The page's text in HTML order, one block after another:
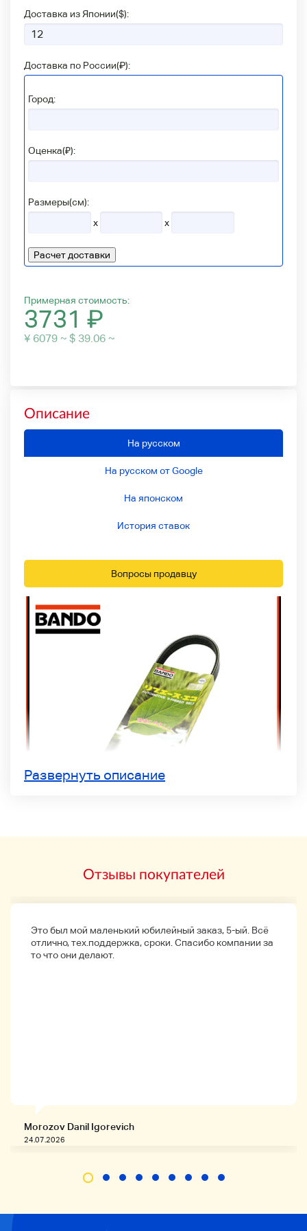
Доставка из Японии($):
Доставка по России(₽):
Город:
Оценка(₽):
Размеры(см):
x
x
Расчет доставки
Примерная стоимость:
3731 ₽
¥ 6079 ~ $ 39.06 ~
Описание
На русском
На русском от Google
На японском
История ставок
Вопросы продавцу
Описание продукта
* Даже если информация о соответствии совпадает,
она может не соответствовать в зависимости от даты
Продукты
Тип транспортного средства
Производитель:UD Следы
Год: 1989.12:1989.12
Справочный номер: 21140-933
Развернуть описание
Отзывы покупателей
Это был мой маленький юбилейный заказ, 5-ый. Всё
отлично, тех.поддержка, сроки. Спасибо компании за
то что они делают.
Morozov Danil Igorevich
24.07.2026